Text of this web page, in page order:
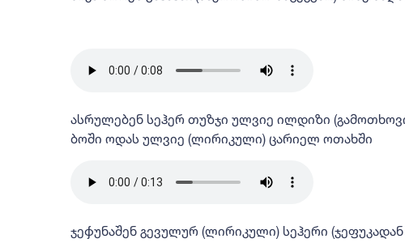
ასრულებენ სეჰერ თუზჯი ულვიე ილდიზი
ბოში ოდას ულვიე (ლირიკული) ცარიელ ოთახში
ჯეჶუნაშენ გევულურ (ლირიკული) სეჰერი